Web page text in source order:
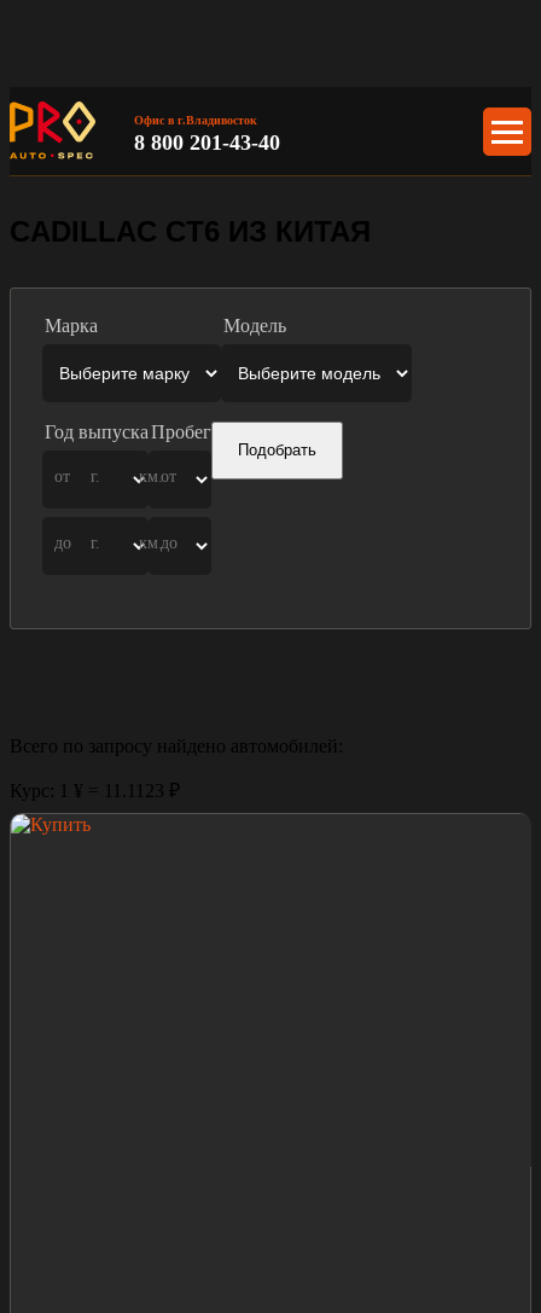
Офис в г.Владивосток
8 800 201-43-40
CADILLAC CT6 ИЗ КИТАЯ
Марка Модель
Год выпуска
от г.
до г.
Пробег
от
км.
до
км.
Подобрать
Всего по запросу найдено автомобилей:
Курс: 1 ¥ = 11.1123 ₽